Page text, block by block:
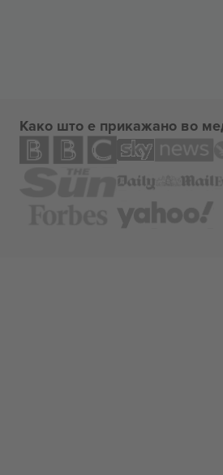
Како што е прикажано во